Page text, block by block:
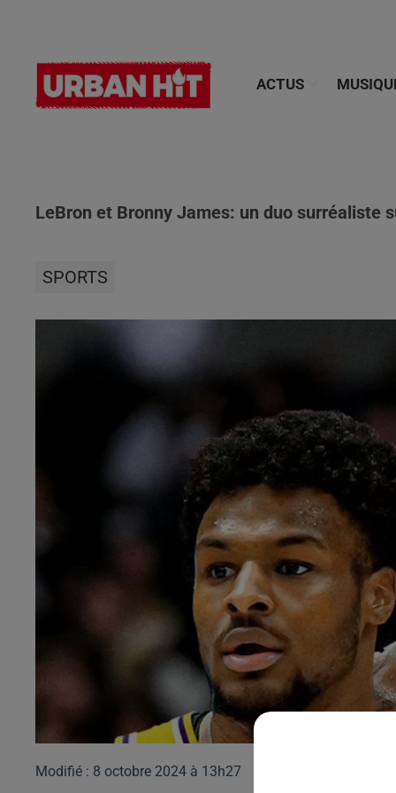
ACTUS
LeBron et Bronny James: un duo surréaliste
SPORTS
Modifié : 8 octobre 2024 à 13h27